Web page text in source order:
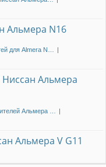
Альмера N16
для Almera N…
Ниссан Альмера
Альмера …
Альмера V G11